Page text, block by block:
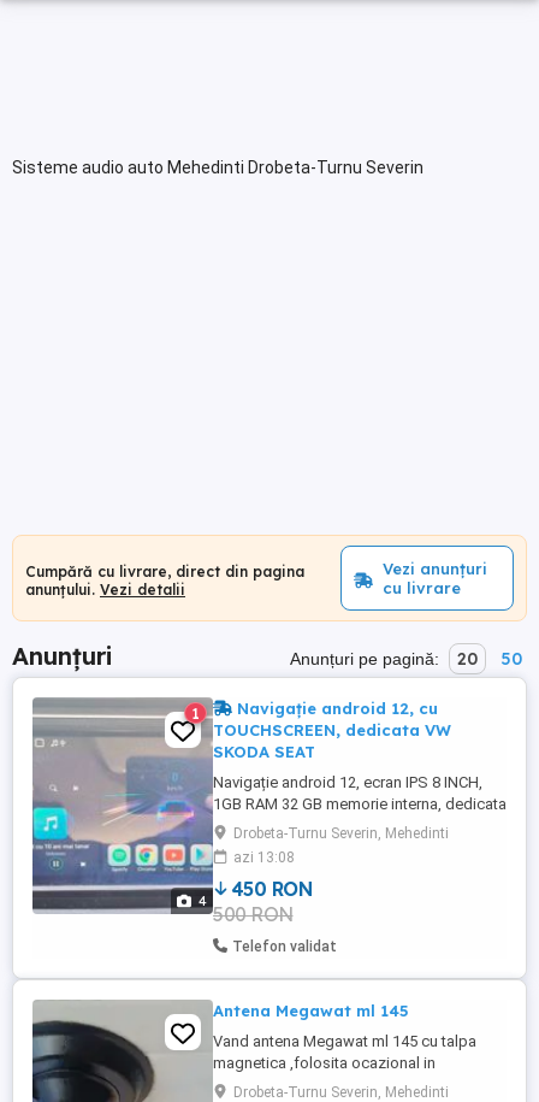
Sisteme audio auto Mehedinti Drobeta-Turnu Severin
Cumpără cu livrare, direct din pagina
anunțului. Vezi detalii
Vezi anunțuri
cu livrare
Anunțuri Anunțuri pe pagină: 20 50
4
1
Navigație android 12, cu
TOUCHSCREEN, dedicata VW
SKODA SEAT
Navigație android 12, ecran IPS 8 INCH,
1GB RAM 32 GB memorie interna, dedicata
VW, Skoda, Seat, carplay wireless.
CAMERA MARSARIER CADOU ! PROCESOR
CORTEX A7 1,3 GHZ ECRAN IPS 8 INCH cu
TOUCHSCREEN REZOLUTIE 1024 * 600
AVETI POSIBILITATEA DE A INSTALA:
WAZE, FACEBOOK, YOUTUBE... ETC. ARE
PACHET MICROFON ...
Drobeta-Turnu Severin, Mehedinti
azi 13:08
450 RON
500 RON
Telefon validat
Antena Megawat ml 145
Vand antena Megawat ml 145 cu talpa
magnetica ,folosita ocazional in
concediu.
Drobeta-Turnu Severin, Mehedinti